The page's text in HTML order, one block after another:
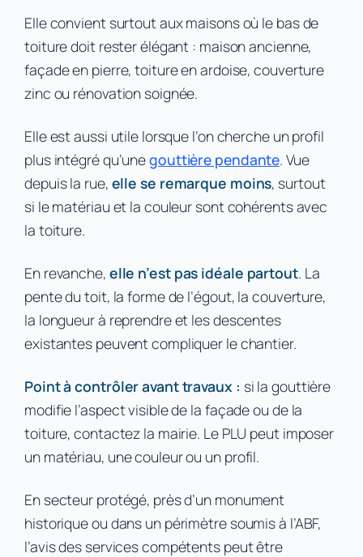
Elle convient surtout aux maisons où le bas de
toiture doit rester élégant : maison ancienne,
façade en pierre, toiture en ardoise, couverture
zinc ou rénovation soignée.
Elle est aussi utile lorsque l’on cherche un profil
plus intégré qu’unegouttière pendante. Vue
depuis la rue, elle se remarque moins, surtout
si le matériau et la couleur sont cohérents avec
la toiture.
En revanche, elle n’est pas idéale partout. La
pente du toit, la forme de l’égout, la couverture,
la longueur à reprendre et les descentes
existantes peuvent compliquer le chantier.
Point à contrôler avant travaux : si la gouttière
modifie l’aspect visible de la façade ou de la
toiture, contactez la mairie. Le PLU peut imposer
un matériau, une couleur ou un profil.
En secteur protégé, près d’un monument
historique ou dans un périmètre soumis à l’ABF,
l’avis des services compétents peut être